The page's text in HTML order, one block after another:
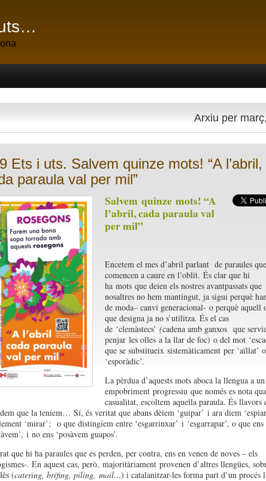
Arxiu per
Ets i uts. Salvem quinze mots! “A l’abril,
paraula val per mil”
Salvem quinze mots! “A
l’abril, cada paraula val
per mil”
Encetem el mes d’abril parlant de paraules que
comencen a caure en l’oblit. És clar que hi
ha mots que deien els nostres avantpassats que
nosaltres no hem mantingut, ja sigui perquè
de moda– canvi generacional- o perquè aquell
que designa ja no s’utilitza. És el cas
de ‘clemàstecs’ (cadena amb ganxos que servi
penjarles olles a la llar de foc) o del mot
que se substitueixsistemàticamentper ‘aïllat’ o
‘esporàdic’.
La pèrdua d’aquests mots aboca la llengua a un
empobriment progressiuque només es nota
casualitat, escoltem aquella paraula. És llavors
que la teníem… Sí, és veritat que abans dèiem ‘guipar’ i ara diem
‘mirar’; o que distingíem entre ‘esgarrinxar’ i‘esgarrapar’, o que ens
, i no ens ‘posàvem guapos’.
que hi ha paraules que es perden, per contra, ens en venen de noves – els
. En aquest cas, però, majoritàriament provenen d’altres llengües,
(catering, brífing, píling, mail…) i catalanitzar-les forma part d’un procés